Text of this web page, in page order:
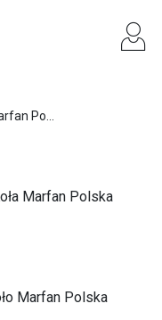
Po...
Marfan Polska
Marfan Polska